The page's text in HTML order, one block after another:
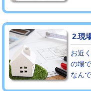
追加人工
廃棄・処分
※給水管工事は20mm
2.現
お近
の場
なん